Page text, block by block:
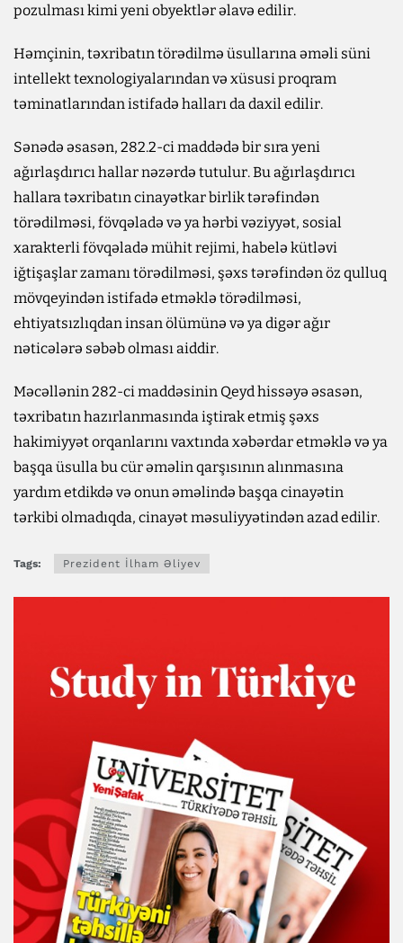
pozulması kimi yeni obyektlər əlavə edilir.
Həmçinin, təxribatın törədilmə üsullarına əməli süni
intellekt texnologiyalarından və xüsusi proqram
təminatlarından istifadə halları da daxil edilir.
Sənədə əsasən, 282.2-ci maddədə bir sıra yeni
ağırlaşdırıcı hallar nəzərdə tutulur. Bu ağırlaşdırıcı
hallara təxribatın cinayətkar birlik tərəfindən
törədilməsi, fövqəladə və ya hərbi vəziyyət, sosial
xarakterli fövqəladə mühit rejimi, habelə kütləvi
iğtişaşlar zamanı törədilməsi, şəxs tərəfindən öz qulluq
mövqeyindən istifadə etməklə törədilməsi,
ehtiyatsızlıqdan insan ölümünə və ya digər ağır
nəticələrə səbəb olması aiddir.
Məcəllənin 282-ci maddəsinin Qeyd hissəyə əsasən,
təxribatın hazırlanmasında iştirak etmiş şəxs
hakimiyyət orqanlarını vaxtında xəbərdar etməklə və ya
başqa üsulla bu cür əməlin qarşısının alınmasına
yardım etdikdə və onun əməlində başqa cinayətin
tərkibi olmadıqda, cinayət məsuliyyətindən azad edilir.
Tags: Prezident İlham Əliyev